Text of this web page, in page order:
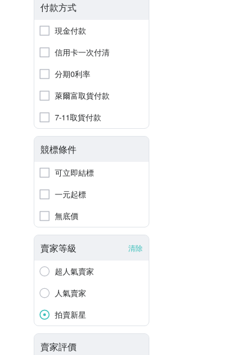
付款方式
現金付款
信用卡一次付清
分期0利率
萊爾富取貨付款
7-11取貨付款
競標條件
可立即結標
一元起標
無底價
賣家等級 清除
超人氣賣家
人氣賣家
拍賣新星
賣家評價